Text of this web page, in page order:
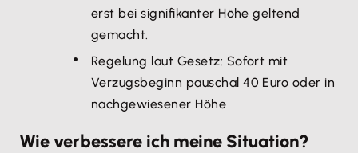
erst bei signifikanter Höhe geltend
gemacht.
Regelung laut Gesetz: Sofort mit
Verzugsbeginn pauschal 40 Euro oder in
nachgewiesener Höhe
Wie verbessere ich meine Situation?